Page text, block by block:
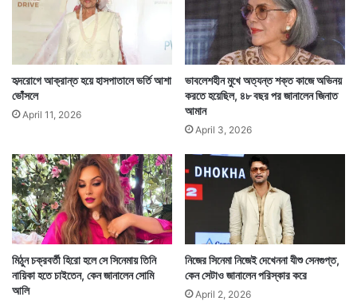
হৃদরোগে আক্রান্ত হয়ে হাসপাতালে ভর্তি আশা
ভোঁসলে
April 11, 2026
ভাবলেশহীন মুখে অত্যন্ত শক্ত কাজে অভিনয়
করতে হয়েছিল, ৪৮ বছর পর জানালেন জিনাত
আমান
April 3, 2026
মিঠুন চক্রবর্তী হিরো হলে সে সিনেমায় তিনি
নায়িকা হতে চাইতেন, কেন জানালেন সোমি
আলি
নিজের সিনেমা নিজেই দেখেননা যীশু সেনগুপ্ত,
কেন সেটাও জানালেন পরিস্কার করে
April 2, 2026